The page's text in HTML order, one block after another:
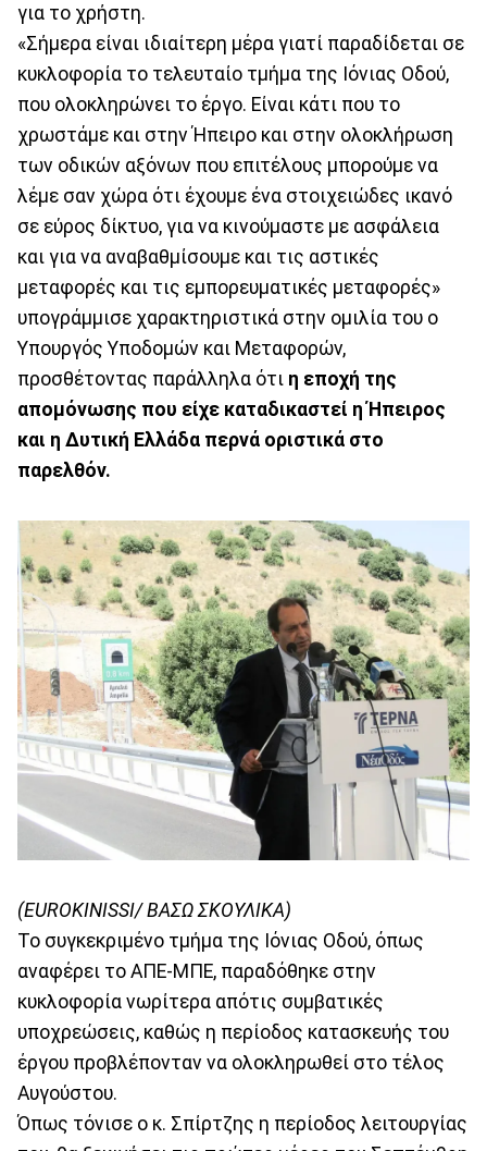
για το χρήστη.
«Σήμερα είναι ιδιαίτερη μέρα γιατί παραδίδεται σε
κυκλοφορία το τελευταίο τμήμα της Ιόνιας Οδού,
που ολοκληρώνει το έργο. Είναι κάτι που το
χρωστάμε και στην Ήπειρο και στην ολοκλήρωση
των οδικών αξόνων που επιτέλους μπορούμε να
λέμε σαν χώρα ότι έχουμε ένα στοιχειώδες ικανό
σε εύρος δίκτυο, για να κινούμαστε με ασφάλεια
και για να αναβαθμίσουμε και τις αστικές
μεταφορές και τις εμπορευματικές μεταφορές»
υπογράμμισε χαρακτηριστικά στην ομιλία του ο
Υπουργός Υποδομών και Μεταφορών,
προσθέτοντας παράλληλα ότι η εποχή της
απομόνωσης που είχε καταδικαστεί η Ήπειρος
και η Δυτική Ελλάδα περνά οριστικά στο
παρελθόν.
(EUROKINISSI/ ΒΑΣΩ ΣΚΟΥΛΙΚΑ)
Το συγκεκριμένο τμήμα της Ιόνιας Οδού, όπως
αναφέρει το ΑΠΕ-ΜΠΕ, παραδόθηκε στην
κυκλοφορία νωρίτερα απότις συμβατικές
υποχρεώσεις, καθώς η περίοδος κατασκευής του
έργου προβλέπονταν να ολοκληρωθεί στο τέλος
Αυγούστου.
Όπως τόνισε ο κ. Σπίρτζης η περίοδος λειτουργίας